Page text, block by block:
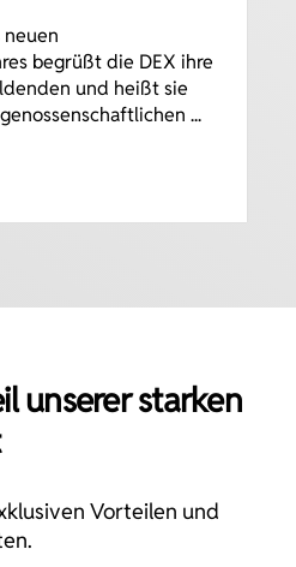
begrüßt die DEX ihre
und heißt sie
...
unserer starken
Vorteilen und